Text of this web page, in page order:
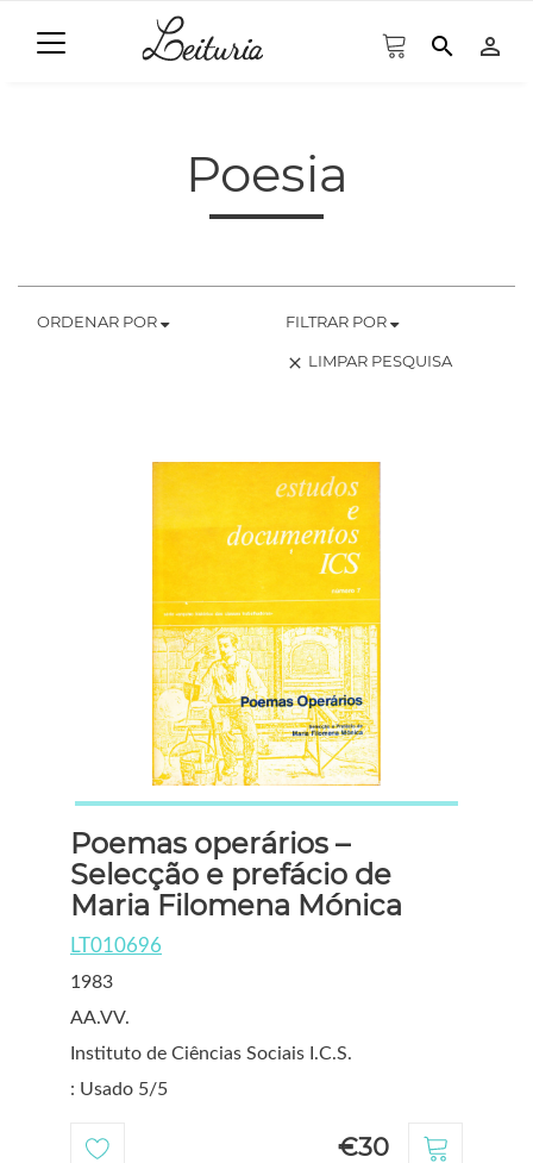
search person_outline
Poesia
ORDENAR POR FILTRAR POR
clear LIMPAR PESQUISA
Poemas operários –
Selecção e prefácio de
Maria Filomena Mónica
LT010696
1983
AA.VV.
Instituto de Ciências Sociais I.C.S.
: Usado 5/5
€30